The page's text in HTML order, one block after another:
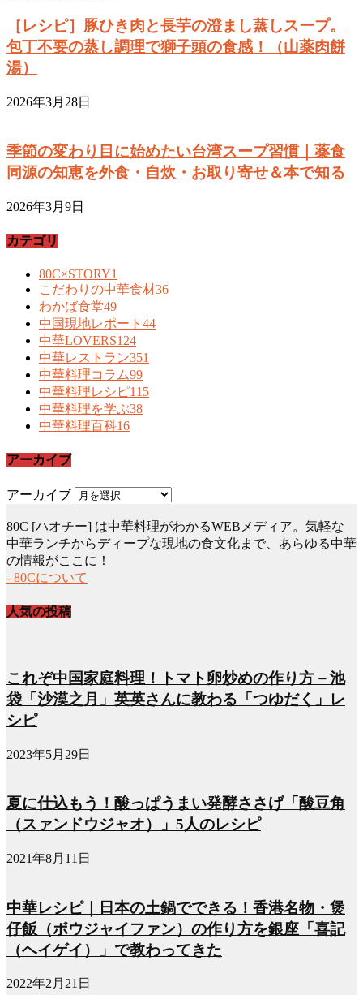
［レシピ］豚ひき肉と長芋の澄まし蒸しスープ。
包丁不要の蒸し調理で獅子頭の食感！（山薬肉餅
湯）
2026年3月28日
季節の変わり目に始めたい台湾スープ習慣｜薬食
同源の知恵を外食・自炊・お取り寄せ＆本で知る
2026年3月9日
カテゴリ
80C×STORY1
こだわりの中華食材36
わかば食堂49
中国現地レポート 44
中華LOVERS124
中華レストラン351
中華料理コラム99
中華料理レシピ115
中華料理を学ぶ38
中華料理百科16
アーカイブ
アーカイブ
80C [ハオチー] は中華料理がわかるWEBメディア。気軽な
中華ランチからディープな現地の食文化まで、あらゆる中華
の情報がここに！
- 80Cについて
人気の投稿
これぞ中国家庭料理！トマト卵炒めの作り方－池
袋「沙漠之月」英英さんに教わる「つゆだく」レ
シピ
2023年5月29日
夏に仕込もう！酸っぱうまい発酵ささげ「酸豆角
（スァンドウジャオ）」5人のレシピ
2021年8月11日
中華レシピ｜日本の土鍋でできる！香港名物・煲
仔飯（ボウジャイファン）の作り方を銀座「喜記
（ヘイゲイ）」で教わってきた
2022年2月21日